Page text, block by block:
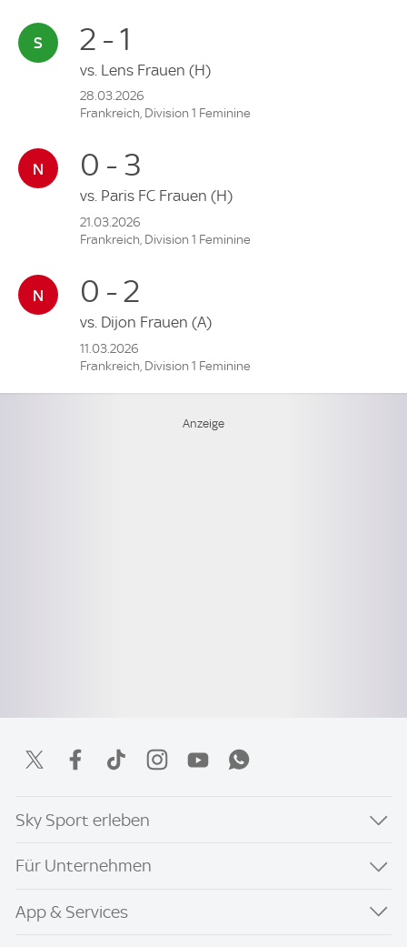
2 - 1
vs. Lens Frauen (H)
28.03.2026
Frankreich, Division 1 Feminine
0 - 3
vs. Paris FC Frauen (H)
21.03.2026
Frankreich, Division 1 Feminine
0 - 2
vs. Dijon Frauen (A)
11.03.2026
Frankreich, Division 1 Feminine
Sky Sport erleben
Für Unternehmen
App & Services